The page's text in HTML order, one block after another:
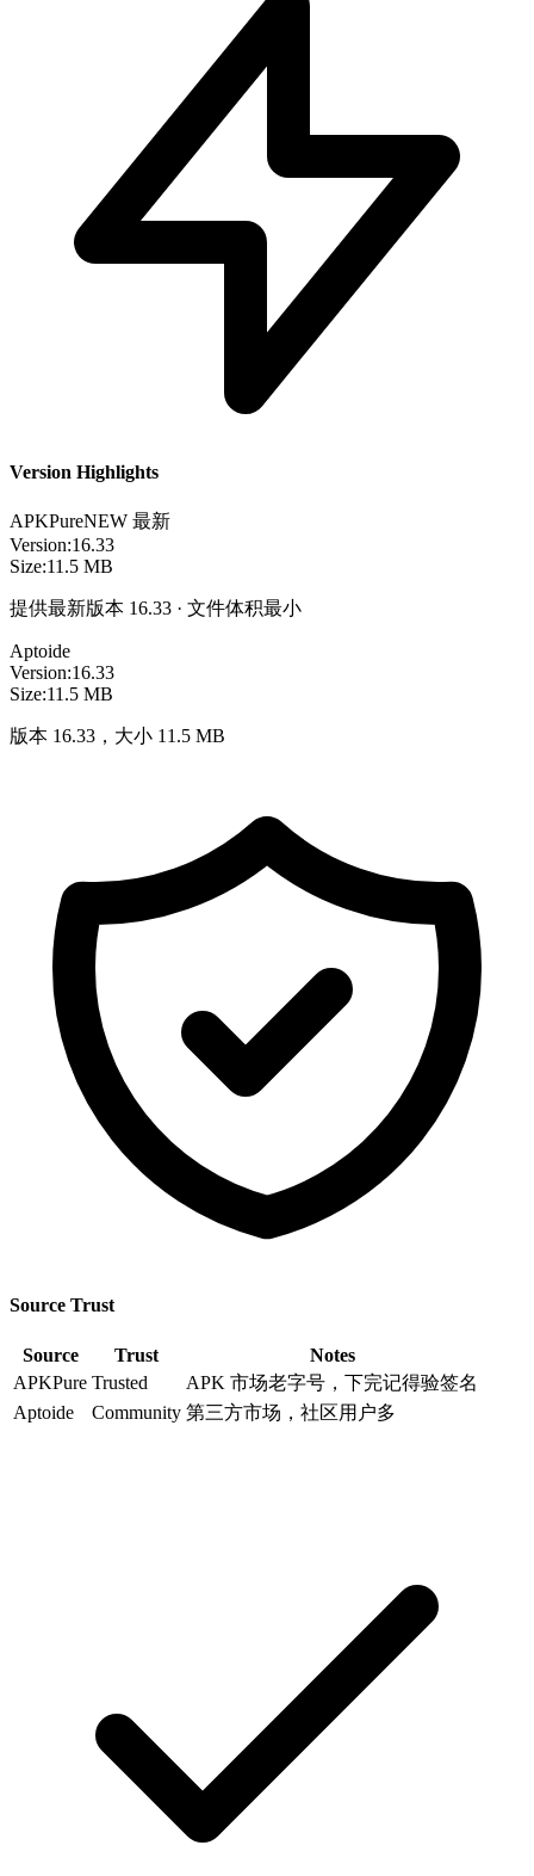
Version Highlights
APKPureNEW 最新
Version:16.33
Size:11.5 MB
提供最新版本 16.33 · 文件体积最小
Aptoide
Version:16.33
Size:11.5 MB
版本 16.33，大小 11.5 MB
Source Trust
Source Trust
Notes
APKPure Trusted
APK 市场老字号，下完记得验签名
Aptoide
Community 第三方市场，社区用户多